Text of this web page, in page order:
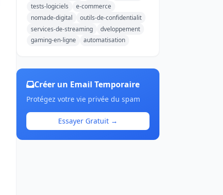
tests-logiciels
e-commerce
nomade-digital
outils-de-confidentialit
services-de-streaming
dveloppement
gaming-en-ligne
automatisation
Créer un Email Temporaire
Protégez votre vie privée du spam
Essayer Gratuit →